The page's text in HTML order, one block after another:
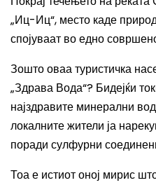
„Иц-Иц“, место каде
спојуваат во едно
Зошто оваа туристичка
„Здрава Вода“? Бидејќи
најздравите минерални
локалните жители ја
поради сулфурни
Тоа е истиот оној мирис